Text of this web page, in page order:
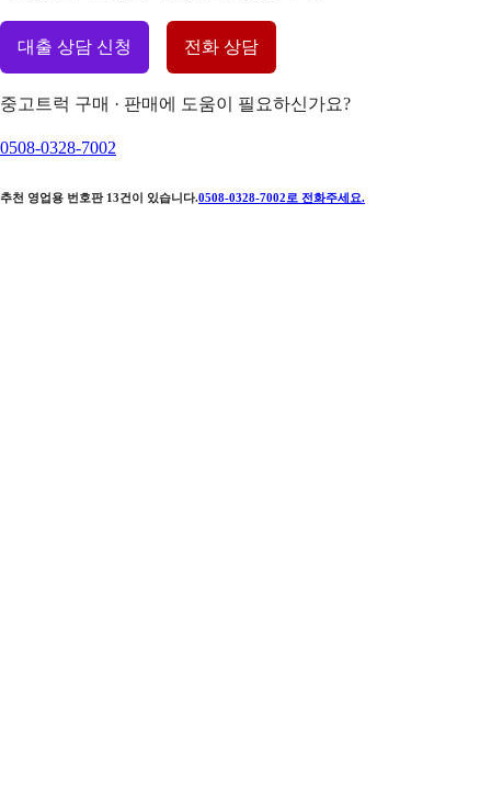
대출 상담 신청 전화 상담
중고트럭 구매 · 판매에 도움이 필요하신가요?
0508-0328-7002
추천 영업용 번호판 13건이 있습니다.0508-0328-7002 로 전화주세요.